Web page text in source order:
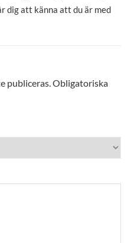
dig att känna att du är med
publiceras.Obligatoriska